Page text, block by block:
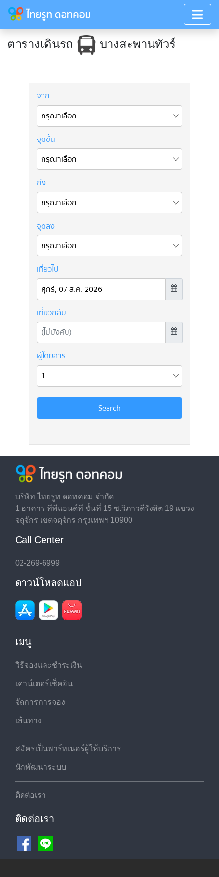
ตารางเดินรถ บางสะพานทัวร์
บริษัท ไทยรูท ดอทคอม จำกัด
1 อาคาร ทีพีแอนด์ที ชั้นที่ 15 ซ.วิภาวดีรังสิต 19 แขวง
จตุจักร เขตจตุจักร กรุงเทพฯ 10900
Call Center
02-269-6999
ดาวน์โหลดแอป
เมนู
วิธีจองและชำระเงิน
เคาน์เตอร์เช็คอิน
จัดการการจอง
เส้นทาง
สมัครเป็นพาร์ทเนอร์ผู้ให้บริการ
นักพัฒนาระบบ
ติดต่อเรา
ติดต่อเรา